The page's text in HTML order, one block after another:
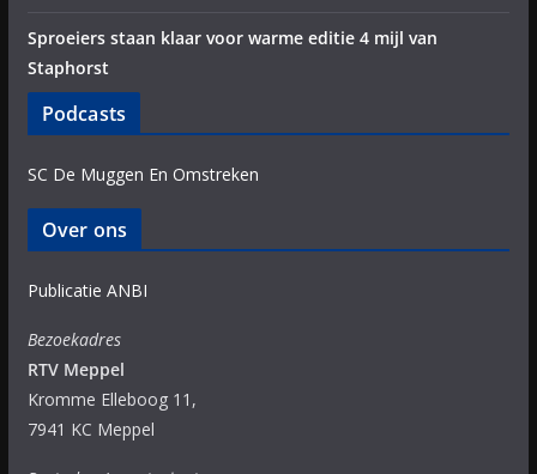
Sproeiers staan klaar voor warme editie 4 mijl van
Staphorst
Podcasts
SC De Muggen En Omstreken
Over ons
Publicatie ANBI
Bezoekadres
RTV Meppel
Kromme Elleboog 11,
7941 KC Meppel